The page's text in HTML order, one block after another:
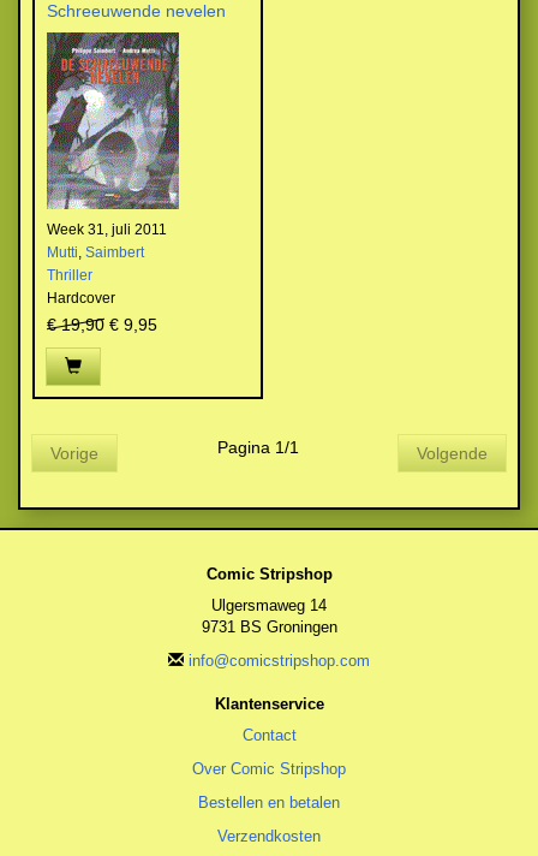
Schreeuwende nevelen
Week 31, juli 2011
Mutti, Saimbert
Thriller
Hardcover
€ 19,90 € 9,95
Vorige Pagina 1/1 Volgende
Comic Stripshop
Ulgersmaweg 14
9731 BS Groningen
info@comicstripshop.com
Klantenservice
Contact
Over Comic Stripshop
Bestellen en betalen
Verzendkosten